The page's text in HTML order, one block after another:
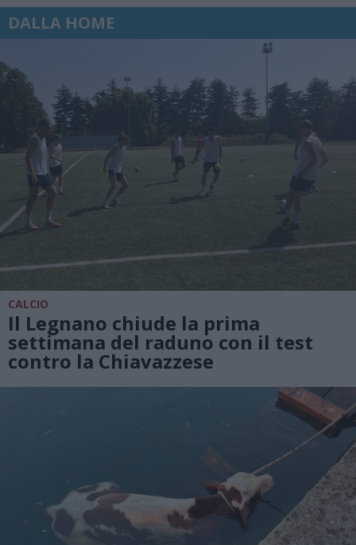
DALLA HOME
CALCIO
Il Legnano chiude la prima
settimana del raduno con il test
contro la Chiavazzese